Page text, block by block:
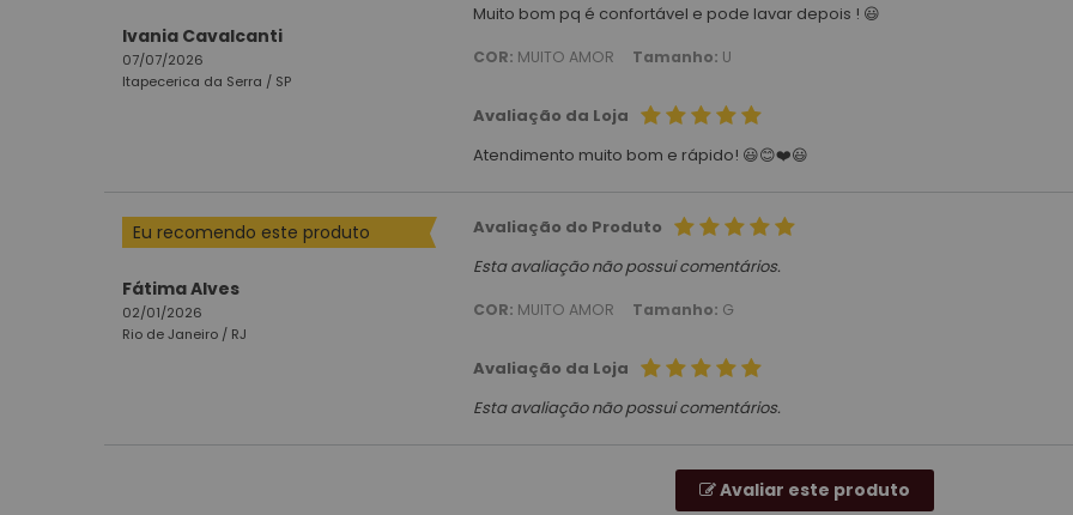
Ivania Cavalcanti
07/07/2026
Itapecerica da Serra / SP
Muito bom pq é confortável e pode lavar depois ! 😃
COR: MUITO AMOR Tamanho: U
Avaliação da Loja
Atendimento muito bom e rápido! 😃😊❤️😃
Eu recomendo este produto
Fátima Alves
02/01/2026
Rio de Janeiro / RJ
Avaliação do Produto
Esta avaliação não possui comentários.
COR: MUITO AMOR Tamanho: G
Avaliação da Loja
Esta avaliação não possui comentários.
Avaliar este produto